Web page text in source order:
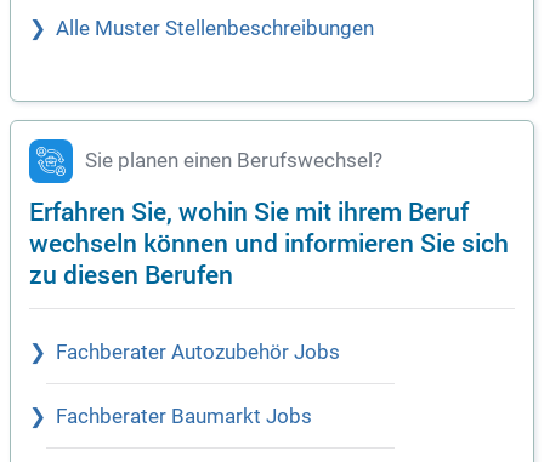
Alle Muster Stellenbeschreibungen
Sie planen einen Berufswechsel?
Erfahren Sie, wohin Sie mit ihrem Beruf
wechseln können und informieren Sie sich
zu diesen Berufen
Fachberater Autozubehör Jobs
Fachberater Baumarkt Jobs